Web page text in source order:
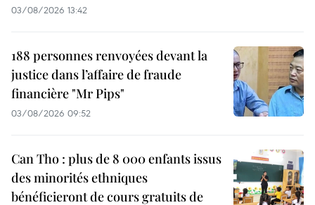
03/08/2026 13:42
188 personnes renvoyées devant la
justice dans l’affaire de fraude
financière "Mr Pips"
03/08/2026 09:52
Can Tho : plus de 8 000 enfants issus
des minorités ethniques
bénéficieront de cours gratuits de